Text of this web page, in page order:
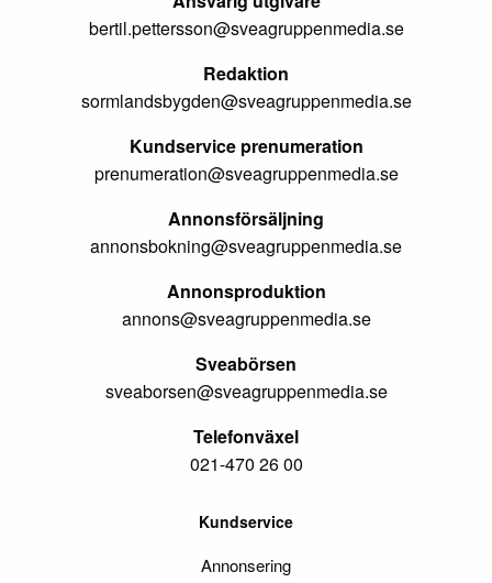
bertil.pettersson@sveagruppenmedia.se
Redaktion
sormlandsbygden@sveagruppenmedia.se
Kundservice prenumeration
prenumeration@sveagruppenmedia.se
Annonsförsäljning
annonsbokning@sveagruppenmedia.se
Annonsproduktion
annons@sveagruppenmedia.se
Sveabörsen
sveaborsen@sveagruppenmedia.se
Telefonväxel
021-470 26 00
Kundservice
Annonsering